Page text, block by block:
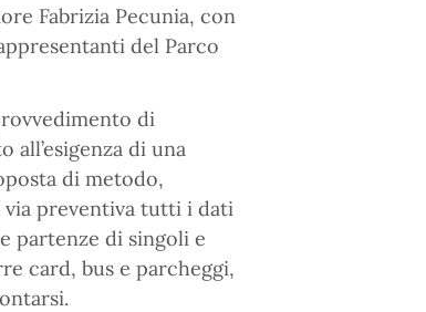
Fabrizia Pecunia, con
del Parco
di
di una
di metodo,
preventiva tutti i dati
partenze di singoli e
card, bus e parcheggi,